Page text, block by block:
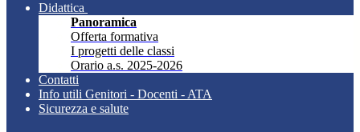
Didattica
Panoramica
Offerta formativa
I progetti delle classi
Orario a.s. 2025-2026
Contatti
Info utili Genitori - Docenti - ATA
Sicurezza e salute